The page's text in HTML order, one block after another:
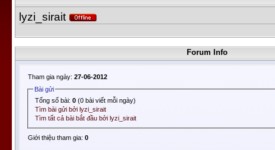
lyzi_sirait
Forum Info
Tham gia ngày: 27-06-2012
Bài gửi
Tổng số bài:0 (0 bài viết mỗi ngày)
Tìm bài gửi bởi lyzi_sirait
Tìm tất cả bài bắt đầu bởi lyzi_sirait
Giới thiệu tham gia: 0